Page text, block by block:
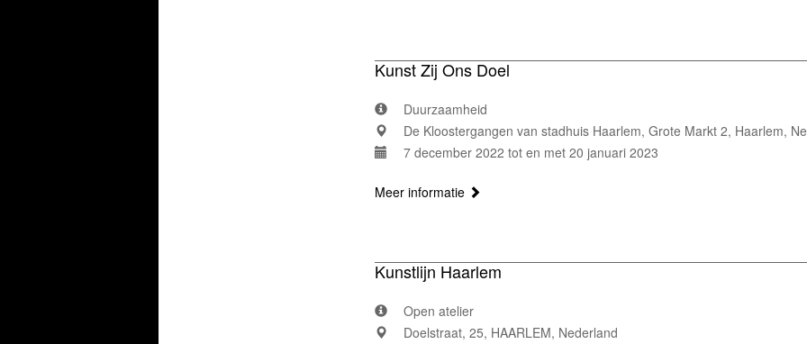
Kunst Zij Ons Doel
Duurzaamheid
De Kloostergangen van stadhuis Haarlem, Grote Markt 2, Haarlem,
7 december 2022 tot en met 20 januari 2023
Meer informatie
Kunstlijn Haarlem
Open atelier
Doelstraat, 25, HAARLEM, Nederland